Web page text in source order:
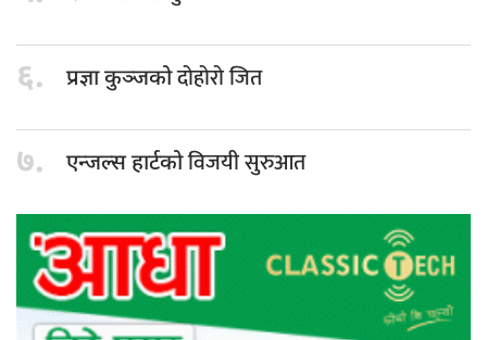
६. प्रज्ञा कुञ्जकोदोहोरो जित
७. एन्जल्स हार्टकोविजयी सुरुआत